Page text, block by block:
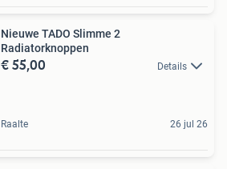
Nieuwe TADO Slimme 2
Radiatorknoppen
€ 55,00 Details
Raalte 26 jul 26